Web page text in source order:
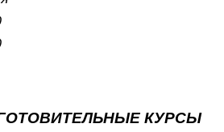
КУРСЫ